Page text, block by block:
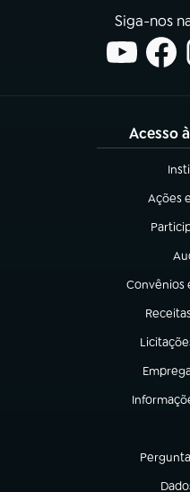
Siga-nos
Acesso
Ações
(abre
(abre
Convênios
(abre em
(abre
(abre
(abre
(abre em
(abre